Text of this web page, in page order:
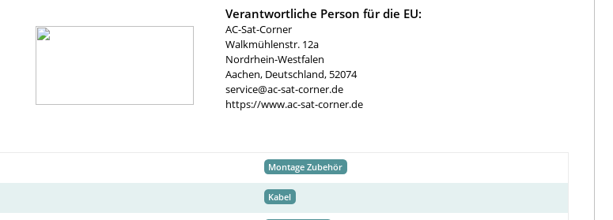
Verantwortliche Person für die EU:
AC-Sat-Corner
Walkmühlenstr. 12a
Nordrhein-Westfalen
Aachen, Deutschland, 52074
service@ac-sat-corner.de
https://www.ac-sat-corner.de
Montage Zubehör
Kabel